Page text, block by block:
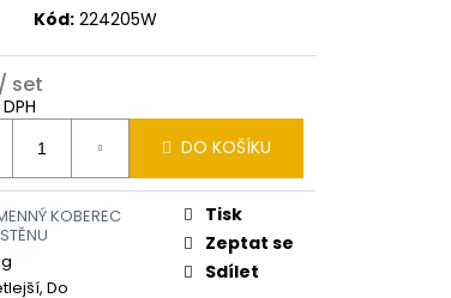
Kód: 224205W
/ set
DO KOŠÍKU
KOBEREC
Do
Tisk
Zeptat se
Sdílet